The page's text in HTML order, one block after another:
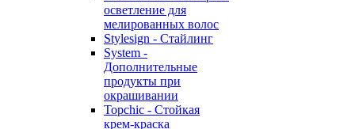
осветление для
мелированных волос
Stylesign - Стайлинг
System -
Дополнительные
продукты при
окрашивании
Topchic - Стойкая
крем-краска